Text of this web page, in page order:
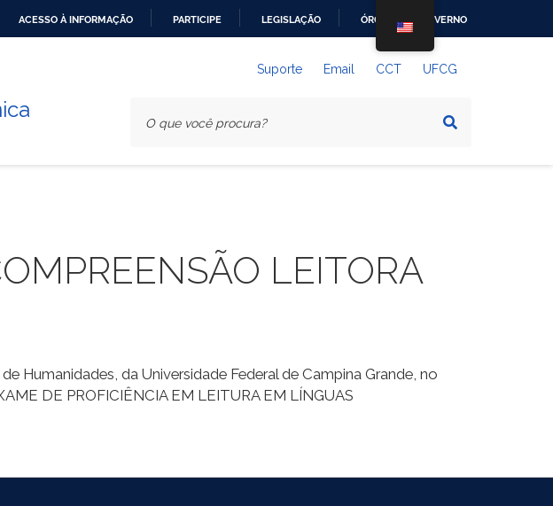
ACESSO À INFORMAÇÃO PARTICIPE LEGISLAÇÃO ÓRGÃOS DO GOVERNO
Suporte Email CCT UFCG
LEITORA
Humanidades, da Universidade Federal de Campina Grande, no
DE PROFICIÊNCIA EM LEITURA EM LÍNGUAS